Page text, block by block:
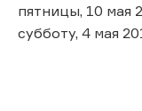
пятницы, 10 мая
субботу, 4 мая